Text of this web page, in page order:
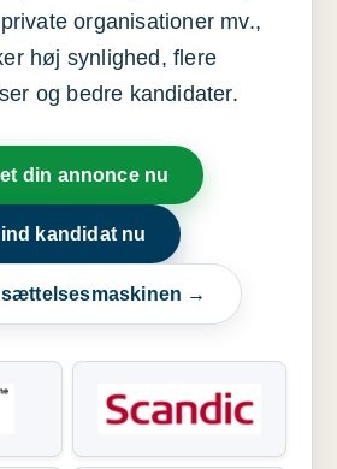
organisationer mv.,
høj synlighed, flere
og bedre kandidater.
din annonce nu
kandidat nu
→